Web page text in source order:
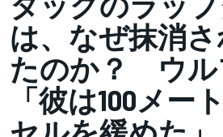
は、なぜ抹消
たのか？ ウル
「彼は100メー